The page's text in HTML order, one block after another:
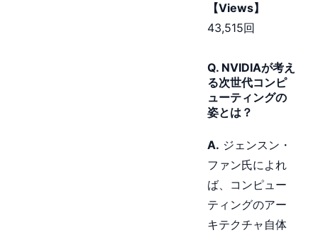
【Views】
43,515回
Q. NVIDIAが考え
る次世代コンピ
ューティングの
姿とは？
A. ジェンスン・
ファン氏によれ
ば、コンピュー
ティングのアー
キテクチャ自体